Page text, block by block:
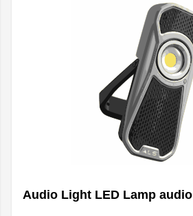
Audio Light LED Lamp audio